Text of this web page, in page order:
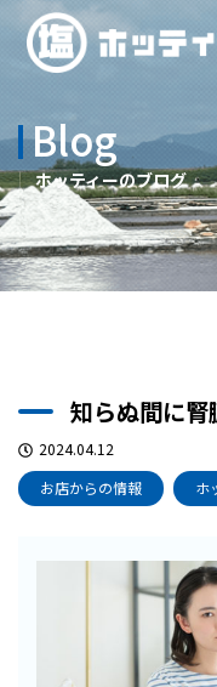
Blog
ホッティーのブログ
知らぬ間に腎
2024.04.12
お店からの情報
ホ